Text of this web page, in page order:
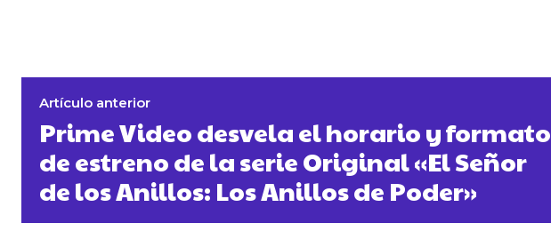
Artículo anterior
Prime Video desvela el horario y formato
de estreno de la serie Original «El Señor
de los Anillos: Los Anillos de Poder»